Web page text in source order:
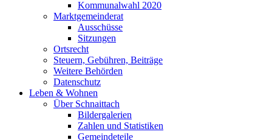
Kommunalwahl 2020
Marktgemeinderat
Ausschüsse
Sitzungen
Ortsrecht
Steuern, Gebühren, Beiträge
Weitere Behörden
Datenschutz
Leben & Wohnen
Über Schnaittach
Bildergalerien
Zahlen und Statistiken
Gemeindeteile